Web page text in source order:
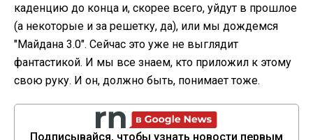
каденцию до конца и, скорее всего, уйдут в прошлое
(а некоторые и за решетку, да), или мы дождемся
"Майдана 3.0". Сейчас это уже не выглядит
фантастикой. И мы все знаем, кто приложил к этому
свою руку. И он, должно быть, понимает тоже.
Подписывайся, чтобы узнать новости первым